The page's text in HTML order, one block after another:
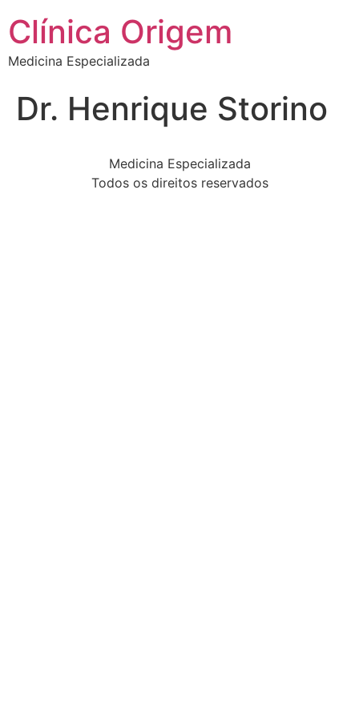
Clínica Origem
Medicina Especializada
Dr. Henrique Storino
Medicina Especializada
Todos os direitos reservados